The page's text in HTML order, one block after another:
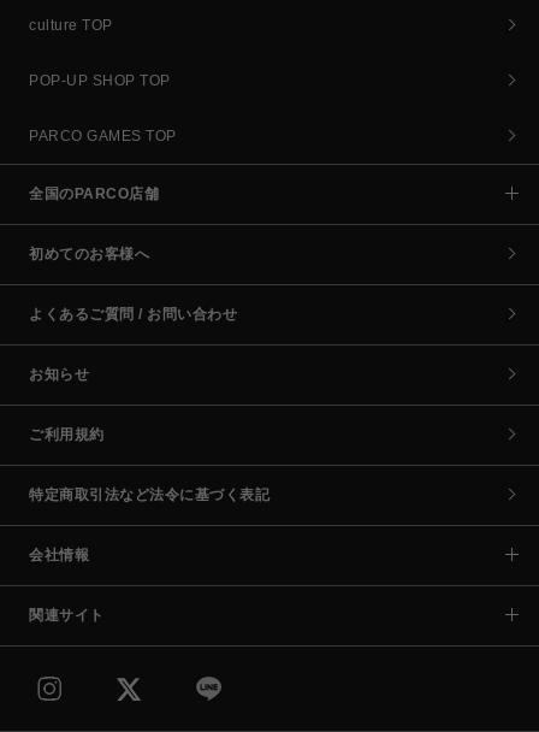
culture TOP
POP-UP SHOP TOP
PARCO GAMES TOP
全国のPARCO店舗
初めてのお客様へ
よくあるご質問 / お問い合わせ
お知らせ
ご利用規約
特定商取引法など法令に基づく表記
会社情報
関連サイト